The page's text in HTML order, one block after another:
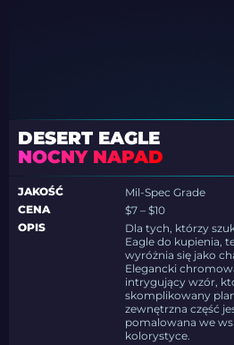
DESERT EAGLE
NOCNY NAPAD
JAKOŚĆ
Mil-Spec Grade
CENA
$7 – $10
OPIS
Dla tych, którzy
Eagle do kupienia,
wyróżnia się jako
Elegancki
intrygujący wzór,
skomplikowany
zewnętrzna część
pomalowana we
kolorystyce.